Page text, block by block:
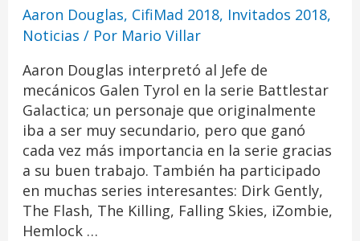
Aaron Douglas, CifiMad 2018, Invitados 2018,
Noticias / Por Mario Villar
Aaron Douglas interpretó al Jefe de
mecánicos Galen Tyrol en la serie Battlestar
Galactica; un personaje que originalmente
iba a ser muy secundario, pero que ganó
cada vez más importancia en la serie gracias
a su buen trabajo. También ha participado
en muchas series interesantes: Dirk Gently,
The Flash, The Killing, Falling Skies, iZombie,
Hemlock …